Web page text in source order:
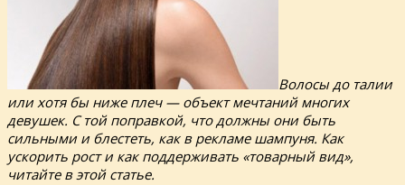
Волосы до талии
или хотя бы ниже плеч — объект мечтаний многих
девушек. С той поправкой, что должны они быть
сильными и блестеть, как в рекламе шампуня. Как
ускорить рост и как поддерживать «товарный вид»,
читайте в этой статье.